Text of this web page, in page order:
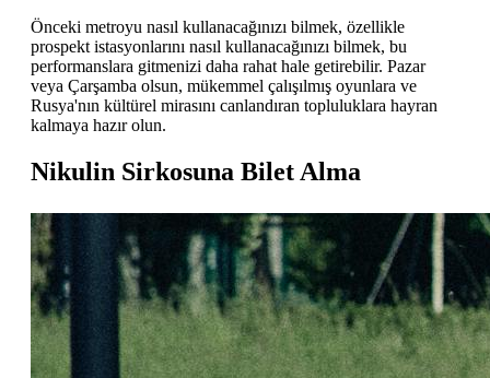
Önceki metroyu nasıl kullanacağınızı bilmek, özellikle
prospekt istasyonlarını nasıl kullanacağınızı bilmek, bu
performanslara gitmenizi daha rahat hale getirebilir. Pazar
veya Çarşamba olsun, mükemmel çalışılmış oyunlara ve
Rusya'nın kültürel mirasını canlandıran topluluklara hayran
kalmaya hazır olun.
Nikulin Sirkosuna Bilet Alma